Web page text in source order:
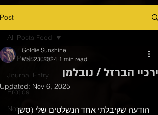
Post
All Posts Feed
Journal Entry
Erotica
Note
All Posts Feed
ירכיי הברזל / נובלמן
Goldie Sunshine
Mar 23, 2024 1 min read
Updated: Nov 6, 2025
הודעה שקיבלתי אחד הנשלטים שלי (סשן